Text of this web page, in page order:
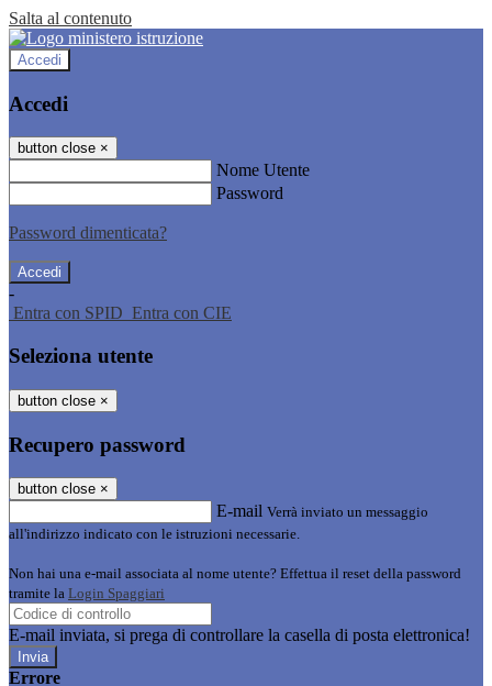
Salta al contenuto
Accedi
Accedi
button close ×
Nome Utente
Password
Password dimenticata?
-
Entra con SPID Entra con CIE
Seleziona utente
button close ×
Recupero password
button close ×
E-mail Verrà inviato un messaggio
all'indirizzo indicato con le istruzioni necessarie.
Non hai una e-mail associata al nome utente? Effettua il reset della password
tramite la Login Spaggiari
E-mail inviata, si prega di controllare la casella di posta elettronica!
Errore